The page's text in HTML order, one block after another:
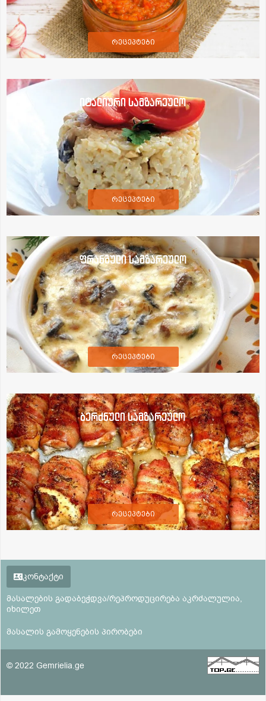
რეცეპტები
იტალიური სამზარეულო
რეცეპტები
ფრანგული სამზარეულო
რეცეპტები
ბერძნული სამზარეულო
რეცეპტები
კონტაქტი
მასალების გადაბეჭდვა/რეპროდუცირება აკრძალულია,
იხილეთ
მასალის გამოყენების პირობები
© 2022 Gemrielia.ge